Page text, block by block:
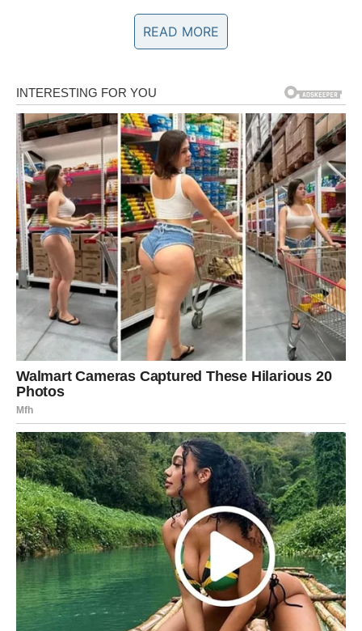
spremni to priznati sebi.
Vrijeme odluke je stiglo.
Odgovor je već u vama
Pred vama su zanimljivi dani.
RAK
Predugo nosite teret koji nije samo vaš.
Pokušavate spasiti sve oko sebe, a zaboravljate na
vlastite potrebe.
Šta se zaista dešava?
Vrijeme je da sebe stavite na prvo mjesto.
Ne možete sipati iz prazne čaše
Pred vama su emotivni trenuci.
LAV
Želite priznanje za ono što radite.
READ MORE